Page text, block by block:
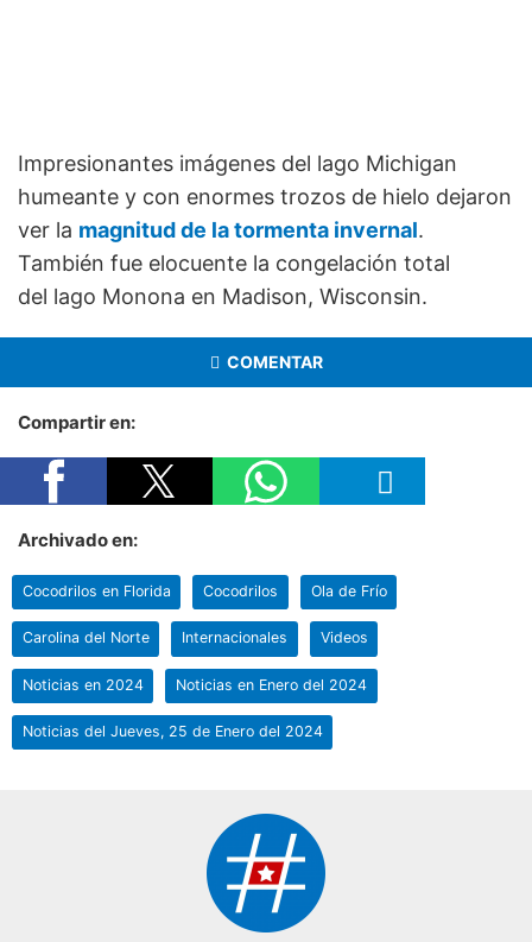
Impresionantes imágenes del lago Michigan
humeante y con enormes trozos de hielo dejaron
ver la magnitud de la tormenta invernal.
También fue elocuente la congelación total
del lago Monona en Madison, Wisconsin.
COMENTAR
Compartir en:
Archivado en:
Cocodrilos en Florida Cocodrilos Ola de Frío
Carolina del Norte Internacionales Videos
Noticias en 2024 Noticias en Enero del 2024
Noticias del Jueves, 25 de Enero del 2024